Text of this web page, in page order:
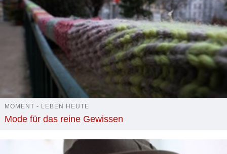
MOMENT - LEBEN HEUTE
Mode für das reine Gewissen